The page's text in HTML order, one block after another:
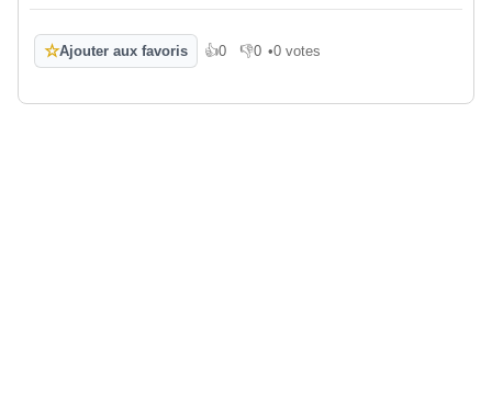
☆Ajouter aux favoris 👍0
J'aime 👎0
Je n'aime pas
•0 votes